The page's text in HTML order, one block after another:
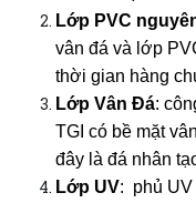
Lớp PVC
vân đá và lớp
thời gian hàng
Lớp Vân Đá:
TGI có bề mặt
đây là đá nhân
Lớp UV: phủ UV